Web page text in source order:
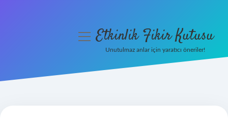
menüyüEtkinlik Fikir Kutusu
Unutulmaz anlar için yaratıcı öneriler!